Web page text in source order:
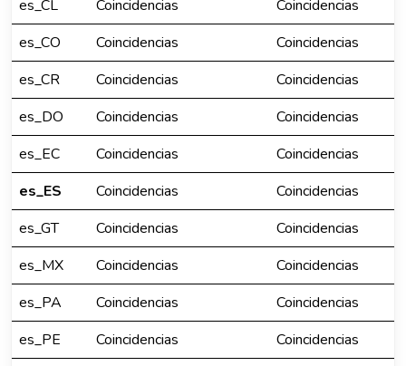
es_CL
Coincidencias
Coincidencias
es_CO
Coincidencias
Coincidencias
es_CR
Coincidencias
Coincidencias
es_DO
Coincidencias
Coincidencias
es_EC
Coincidencias
Coincidencias
es_ES
Coincidencias
Coincidencias
es_GT
Coincidencias
Coincidencias
es_MX
Coincidencias
Coincidencias
es_PA
Coincidencias
Coincidencias
es_PE
Coincidencias
Coincidencias